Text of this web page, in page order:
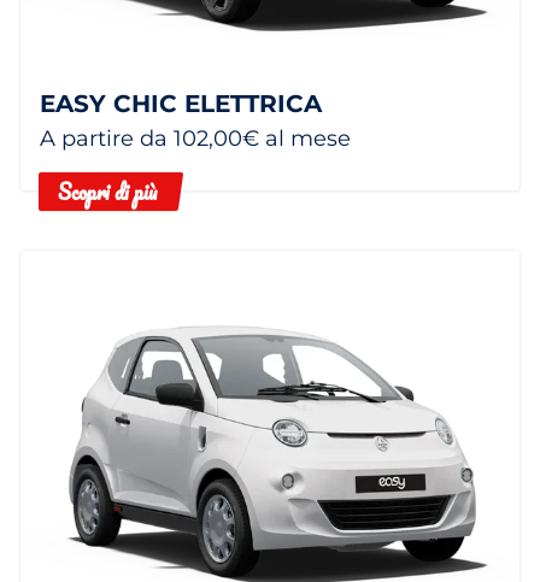
EASY CHIC ELETTRICA
A partire da 102,00€ al mese
Scopri di più